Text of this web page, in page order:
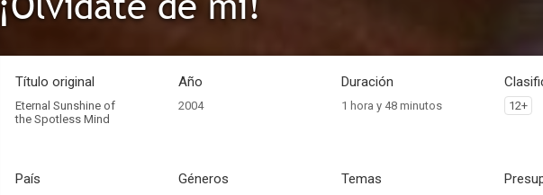
Título original
Eternal Sunshine of
the Spotless Mind
Año
2004
Duración
1 hora y 48 minutos 12+
País Géneros Temas